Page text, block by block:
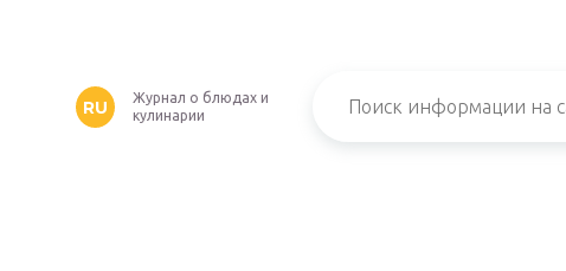
RU
Журнал о блюдах и
кулинарии